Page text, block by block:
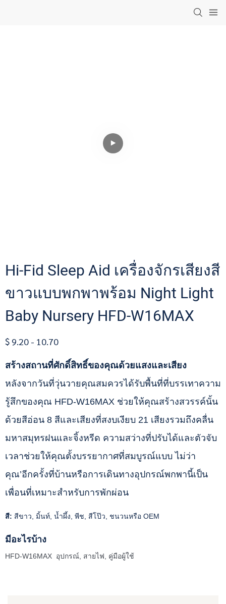
Hi-Fid Sleep Aid เครื่องจักรเสียงสี
ขาวแบบพกพาพร้อม Night Light
Baby Nursery HFD-W16MAX
$ 9.20 - 10.70
สร้างสถานที่ศักดิ์สิทธิ์ของคุณด้วยแสงและเสียง
หลังจากวันที่วุ่นวายคุณสมควรได้รับพื้นที่ที่บรรเทาความ
รู้สึกของคุณ HFD-W16MAX ช่วยให้คุณสร้างสวรรค์นั้น
ด้วยสีอ่อน 8 สีและเสียงที่สงบเงียบ 21 เสียงรวมถึงคลื่น
มหาสมุทรฝนและจิ้งหรีด ความสว่างที่ปรับได้และตัวจับ
เวลาช่วยให้คุณตั้งบรรยากาศที่สมบูรณ์แบบ ไม่ว่า
คุณ’อีกครั้งที่บ้านหรือการเดินทางอุปกรณ์พกพานี้เป็น
เพื่อนที่เหมาะสำหรับการพักผ่อน
สี: สีขาว, มิ้นท์, น้ำผึ้ง, พีช, สีโป๊ว, ชนวนหรือ OEM
มีอะไรบ้าง
HFD-W16MAX อุปกรณ์, สายไฟ, คู่มือผู้ใช้